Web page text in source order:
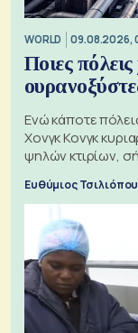
WORLD 09.08.2026,
Ποιες
Ενώ κάποτε
Χονγκ Κονγκ
ψηλών κτιρίων,
Ευθύμιος